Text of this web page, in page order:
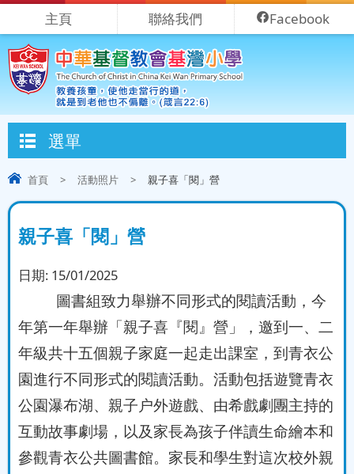
主頁 聯絡我們 Facebook
選單
首頁 > 活動照片 > 親子喜「閱」營
親子喜「閱」營
日期: 15/01/2025
圖書組致力舉辦不同形式的閱讀活動，今
年第一年舉辦「親子喜『閱』營」，邀到一、二
年級共十五個親子家庭一起走出課室，到青衣公
園進行不同形式的閱讀活動。活動包括遊覽青衣
公園瀑布湖、親子户外遊戲、由希戲劇團主持的
互動故事劇場，以及家長為孩子伴讀生命繪本和
參觀青衣公共圖書館。家長和學生對這次校外親